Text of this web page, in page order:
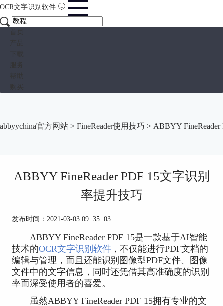
OCR文字识别软件
abbyychina官方网站 > FineReader使用技巧 > ABBYY
ABBYY FineReader PDF 15文字识别
率提升技巧
发布时间：2021-03-03 09: 35: 03
ABBYY FineReader PDF 15是一款基于AI智能
技术的OCR文字识别软件，不仅能进行PDF文档的
编辑与管理，而且还能识别图像型PDF文件、图像
文件中的文字信息，同时还凭借其高准确度的识别
率而深受使用者的喜爱。
虽然ABBYY FineReader PDF 15拥有专业的文